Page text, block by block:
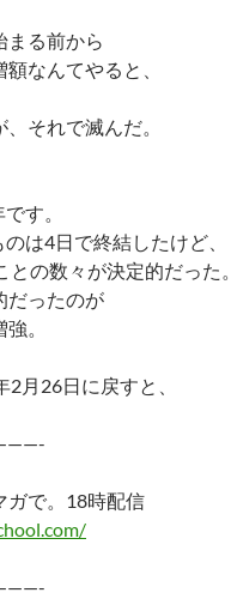
まる前から
なんてやると、
それで滅んだ。
す。
は4日で終結したけど、
の数々が決定的だった。
だったのが
。
月26日に戻すと、
ガで。18時配信